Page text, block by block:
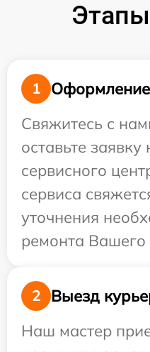
1
Свяжитесь с
оставьте заявку
сервисного
сервиса
уточнения
ремонта Вашего
2
Выезд
Наш мастер